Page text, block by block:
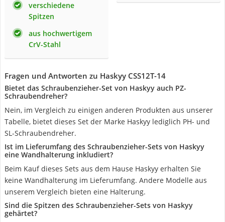
verschiedene
Spitzen
aus hochwertigem
CrV-Stahl
Fragen und Antworten zu Haskyy CSS12T-14
Bietet das Schraubenzieher-Set von Haskyy auch PZ-
Schraubendreher?
Nein, im Vergleich zu einigen anderen Produkten aus unserer
Tabelle, bietet dieses Set der Marke Haskyy lediglich PH- und
SL-Schraubendreher.
Ist im Lieferumfang des Schraubenzieher-Sets von Haskyy
eine Wandhalterung inkludiert?
Beim Kauf dieses Sets aus dem Hause Haskyy erhalten Sie
keine Wandhalterung im Lieferumfang. Andere Modelle aus
unserem Vergleich bieten eine Halterung.
Sind die Spitzen des Schraubenzieher-Sets von Haskyy
gehärtet?